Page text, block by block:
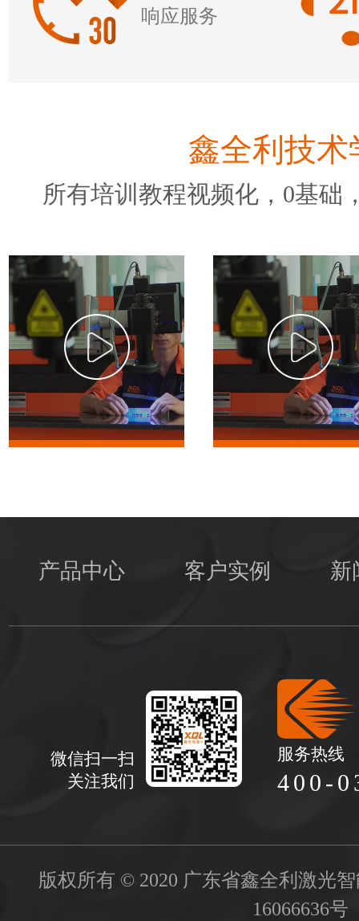
响应服务
鑫全利技术
所有培训教程视频化，0基础
产品中心 客户实例 新
微信扫一扫
关注我们
服务热线
400-
版权所有 © 2020 广东省鑫全利激光
16066636号